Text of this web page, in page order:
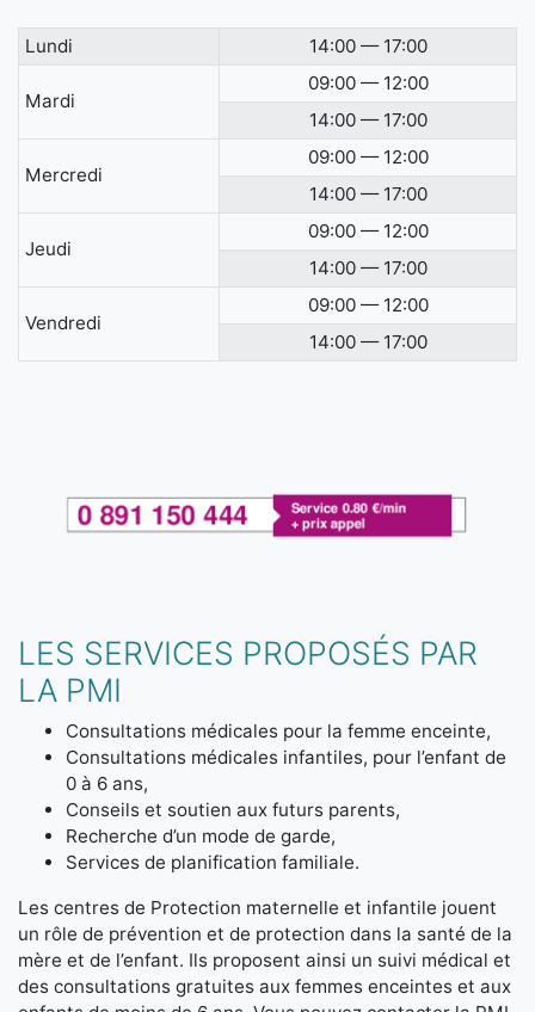
Lundi 14:00 — 17:00
Mardi
09:00 — 12:00
14:00 — 17:00
Mercredi
09:00 — 12:00
14:00 — 17:00
Jeudi
09:00 — 12:00
14:00 — 17:00
Vendredi
09:00 — 12:00
14:00 — 17:00
LES SERVICES PROPOSÉS PAR
LA PMI
Consultations médicales pour la femme enceinte,
Consultations médicales infantiles, pour l’enfant de
0 à 6 ans,
Conseils et soutien aux futurs parents,
Recherche d’un mode de garde,
Services de planification familiale.
Les centres de Protection maternelle et infantile jouent
un rôle de prévention et de protection dans la santé de la
mère et de l’enfant. Ils proposent ainsi un suivi médical et
des consultations gratuites aux femmes enceintes et aux